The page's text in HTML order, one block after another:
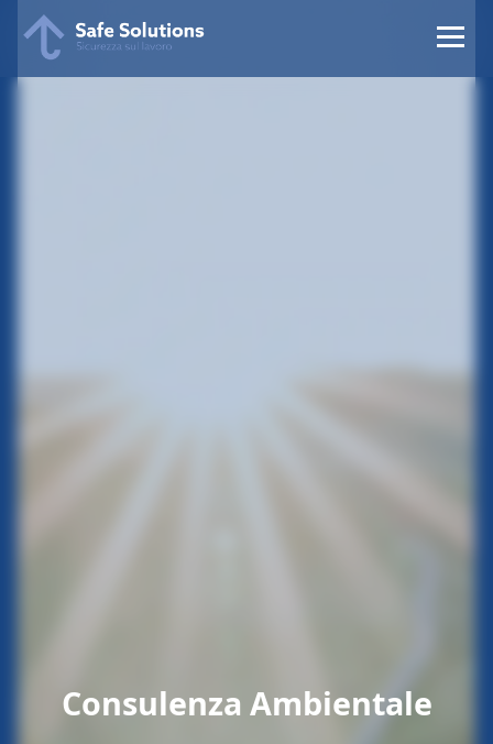
Consulenza Ambientale